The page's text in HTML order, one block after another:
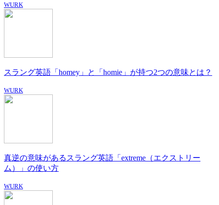
WURK
スラング英語「homey」と「homie」が持つ2つの意味とは？
WURK
真逆の意味があるスラング英語「extreme（エクストリー
ム）」の使い方
WURK